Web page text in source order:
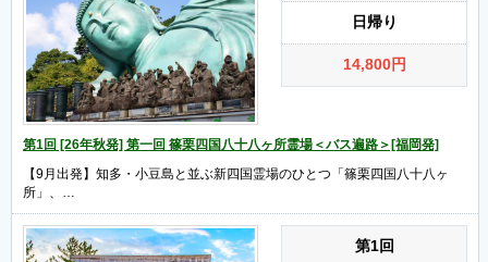
日帰り
14,800円
第1回 [26年秋発] 第一回 篠栗四国八十八ヶ所霊場＜バス遍路＞[福岡発]
【9月出発】知多・小豆島と並ぶ新四国霊場のひとつ「篠栗四国八十八ヶ
所」、…
第1回